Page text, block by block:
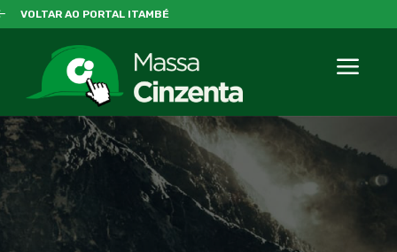
VOLTAR AO PORTAL ITAMBÉ